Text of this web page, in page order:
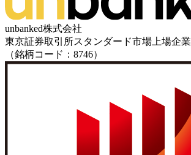
unbanked株式会社
東京証券取引所スタンダード市場上場企業
（銘柄コード：8746）